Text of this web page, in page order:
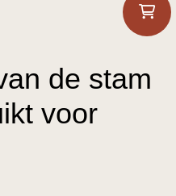
de stam
voor